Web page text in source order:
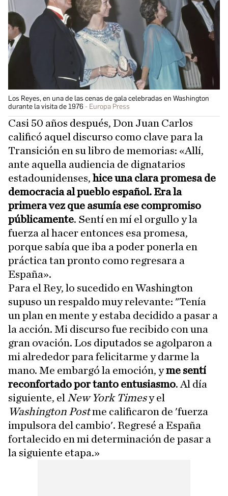
Los Reyes, en una de las cenas de gala celebradas en Washington
durante la visita de 1976
Europa Press
Casi 50 años después, Don Juan Carlos
calificó aquel discurso como clave para la
Transición en su libro de memorias: «Allí,
ante aquella audiencia de dignatarios
estadounidenses, hice una clara promesa de
democracia al pueblo español. Era la
primera vez que asumía ese compromiso
públicamente. Sentí en mí el orgullo y la
fuerza al hacer entonces esa promesa,
porque sabía que iba a poder ponerla en
práctica tan pronto como regresara a
España».
Para el Rey, lo sucedido en Washington
supuso un respaldo muy relevante: "Tenía
un plan en mente y estaba decidido a pasar a
la acción. Mi discurso fue recibido con una
gran ovación. Los diputados se agolparon a
mi alrededor para felicitarme y darme la
mano. Me embargó la emoción, yme sentí
reconfortado por tanto entusiasmo. Al día
siguiente, el New York Timesy el
Washington Postme calificaron de 'fuerza
impulsora del cambio'. Regresé a España
fortalecido en mi determinación de pasar a
la siguiente etapa.»